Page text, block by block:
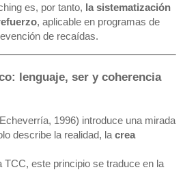
es, por tanto, la sistematización
, aplicable en programas de
de recaídas.
lenguaje, ser y coherencia
1996) introduce una mirada
describe la realidad, lacrea
TCC, este principio se traduce en la